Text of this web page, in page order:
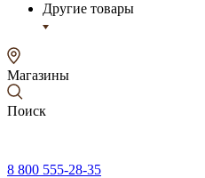
Другие товары
Магазины
Поиск
8 800 555-28-35